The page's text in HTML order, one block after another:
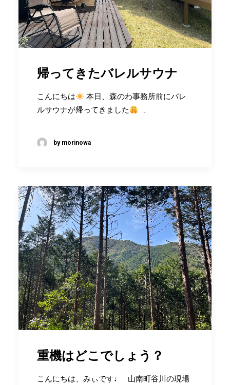
帰ってきたバレルサウナ
こんにちは
本日、森のわ事務所前にバレ
ルサウナが帰ってきました
…
by morinowa
重機はどこでしょう？
こんにちは、みぃです♩ 山南町谷川の現場